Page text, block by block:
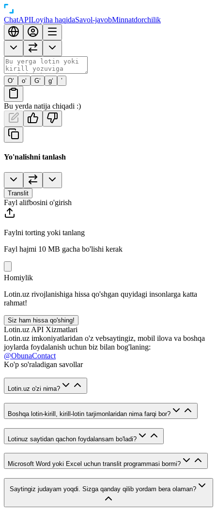
ChatAPILoyiha haqidaSavol-javobMinnatdorchilik
O‘ o‘ G‘ g‘ ’
Bu yerda natija chiqadi :)
Yo'nalishni tanlash
Translit
Fayl alifbosini o'girish
Faylni torting yoki tanlang
Fayl hajmi 10 MB gacha bo'lishi kerak
Homiylik
Lotin.uz rivojlanishiga hissa qo'shgan quyidagi insonlarga katta
rahmat!
Siz ham hissa qo'shing!
Lotin.uz API Xizmatlari
Lotin.uz imkoniyatlaridan o'z vebsaytingiz, mobil ilova va boshqa
joylarda foydalanish uchun biz bilan bog'laning:
@ObunaContact
Ko'p so'raladigan savollar
Lotin.uz o'zi nima?
Boshqa lotin-kirill, kirill-lotin tarjimonlaridan nima farqi bor?
Lotinuz saytidan qachon foydalansam bo'ladi?
Microsoft Word yoki Excel uchun translit programmasi bormi?
Saytingiz judayam yoqdi. Sizga qanday qilib yordam bera olaman?